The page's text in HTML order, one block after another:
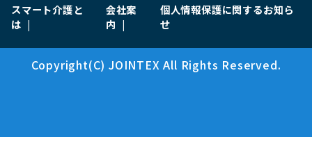
スマート介護と
は
会社案
内
個人情報保護に関するお知ら
せ
Copyright(C) JOINTEX All Rights Reserved.